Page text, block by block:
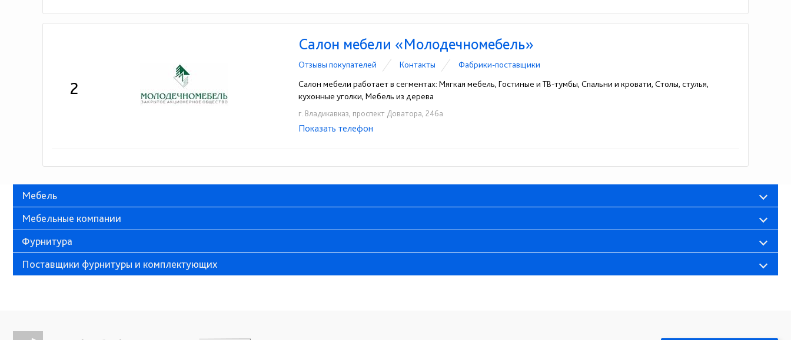
2
Салон мебели «Молодечномебель»
Отзывы покупателей Контакты
Фабрики-поставщики
Салон мебели работает в сегментах: Мягкая мебель, Гостиные и ТВ-тумбы, Спальни и кровати, Столы, стулья,
кухонные уголки, Мебель из дерева
г. Владикавказ, проспект Доватора, 246а
☎+7 (928) 066-77-00
Показать телефон
Мебель
Мебельные компании
Фурнитура
Поставщики фурнитуры и комплектующих